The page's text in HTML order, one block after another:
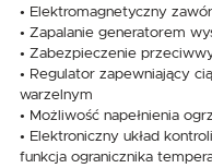
• Elektromagnetyczny
• Zapalanie generatorem
• Zabezpieczenie
• Regulator zapewniający
warzelnym
• Możliwość napełnienia
• Elektroniczny układ
funkcja ogranicznika